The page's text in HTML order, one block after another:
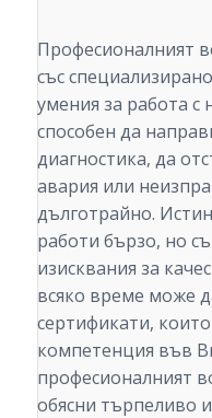
Професионалният
със
умения за работа с
способен да
диагностика, да
авария или
дълготрайно.
работи бързо, но
изисквания за
всяко време може
сертификати,
компетенция във
професионалният
обясни търпеливо